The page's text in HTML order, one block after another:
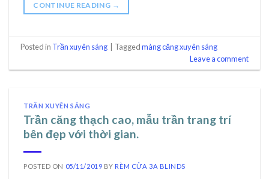
CONTINUE READING →
Posted in Trần xuyên sáng Taggedmàng căng xuyên sáng
Leave a comment
TRẦN XUYÊN SÁNG
Trần căng thạch cao, mẫu trần trang trí
bên đẹp với thời gian.
POSTED ON 05/11/2019 BY RÈM CỬA 3A BLINDS